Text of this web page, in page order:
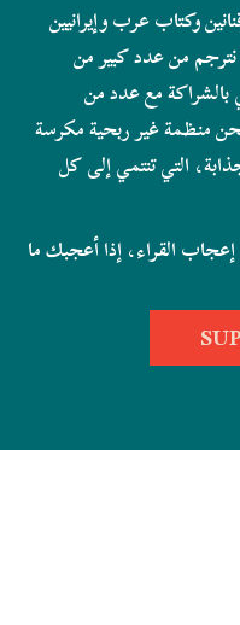
وكتاب عرب وإيرانيين
نترجم من عدد كبير من
بالشراكة مع عدد من
منظمة غير ربحية مكرسة
التي تنتمي إلى كل
القراء، إذا أعجبك ما